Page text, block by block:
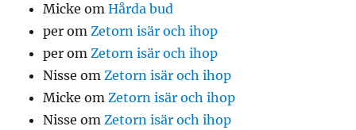
Micke omHårda bud
per omZetorn isär och ihop
per omZetorn isär och ihop
Nisse omZetorn isär och ihop
Micke omZetorn isär och ihop
Nisse omZetorn isär och ihop